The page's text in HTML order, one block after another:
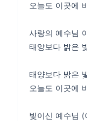
오늘도 이곳에
사랑의 예수님
태양보다 밝은
태양보다 밝은
오늘도 이곳에
빛이신 예수님 (